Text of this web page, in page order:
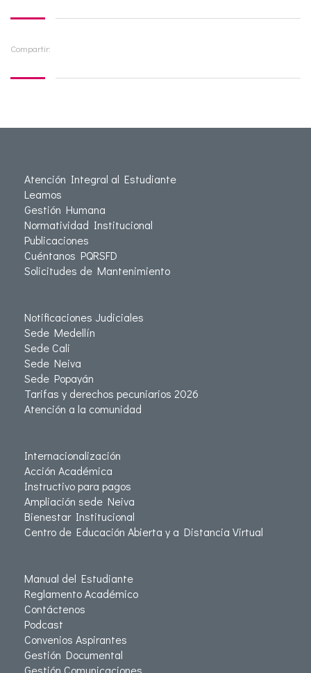
Compartir:
Atención Integral al Estudiante
Leamos
Gestión Humana
Normatividad Institucional
Publicaciones
Cuéntanos PQRSFD
Solicitudes de Mantenimiento
Notificaciones Judiciales
Sede Medellín
Sede Cali
Sede Neiva
Sede Popayán
Tarifas y derechos pecuniarios 2026
Atención a la comunidad
Internacionalización
Acción Académica
Instructivo para pagos
Ampliación sede Neiva
Bienestar Institucional
Centro de Educación Abierta y a Distancia Virtual
Manual del Estudiante
Reglamento Académico
Contáctenos
Podcast
Convenios Aspirantes
Gestión Documental
Gestión Comunicaciones